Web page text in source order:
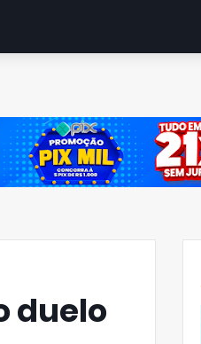
duelo